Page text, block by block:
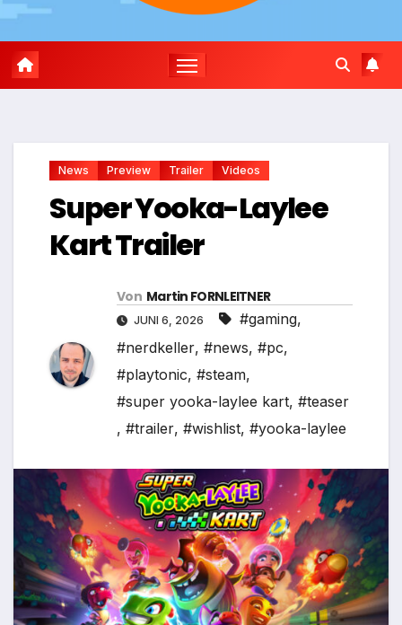
News Preview Trailer Videos
Super Yooka-Laylee
Kart Trailer
Von Martin FORNLEITNER
JUNI 6, 2026 #gaming,
#nerdkeller, #news, #pc,
#playtonic, #steam,
#super yooka-laylee kart, #teaser
, #trailer, #wishlist, #yooka-laylee